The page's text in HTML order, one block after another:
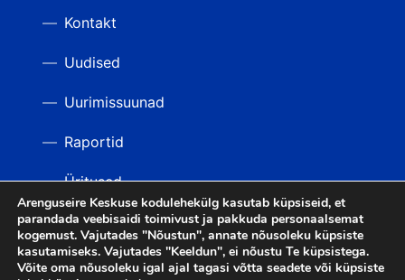
TAGASI ÜLES
Kontakt
Uudised
Uurimissuunad
Raportid
Üritused
Videod
Arenguseire Keskuse kodulehekülg kasutab küpsiseid, et
parandada veebisaidi toimivust ja pakkuda personaalsemat
kogemust. Vajutades "Nõustun", annate nõusoleku küpsiste
kasutamiseks. Vajutades "Keeldun", ei nõustu Te küpsistega.
Võite oma nõusoleku igal ajal tagasi võtta seadete või küpsiste